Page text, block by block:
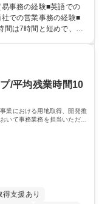
きます。 ■受発注
■在庫管理 ■輸入書類
出入業全般 ■倉庫との
業務をサポート頂きま
事務の経験■英語での
での営業事務の経験■
お客様の多様なニー
して手掛けています。
ップサービスが最大の強
英語 資格：
/平均残業時間10
業における用地取得、開発推
いて事務業務を担当いただき
得支援あり